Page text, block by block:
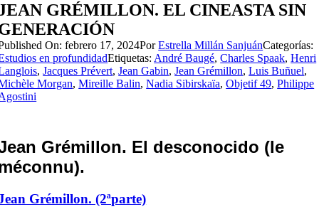
GRÉMILLON. EL CINEASTA SIN
On: febrero 17, 2024PorEstrella Millán SanjuánCategorías:
en profundidadEtiquetas: André Baugé,Charles Spaak,Henri
,Jacques Prévert,Jean Gabin,Jean Grémillon,Luis Buñuel,
Morgan,Mireille Balin,Nadia Sibirskaïa,Objetif 49,Philippe
Grémillon. El desconocido (le
Grémillon. (2ªparte)